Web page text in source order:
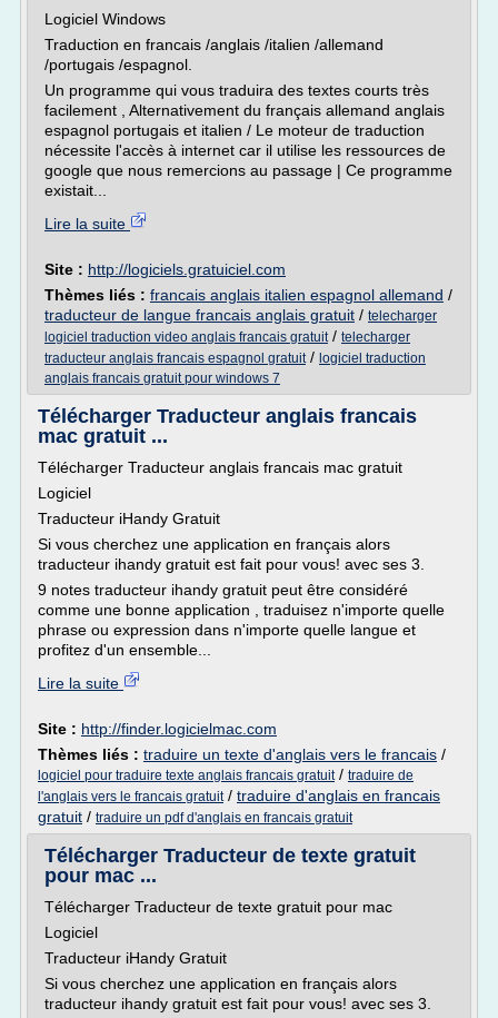
Logiciel Windows
Traduction en francais /anglais /italien /allemand
/portugais /espagnol.
Un programme qui vous traduira des textes courts très
facilement , Alternativement du français allemand anglais
espagnol portugais et italien / Le moteur de traduction
nécessite l'accès à internet car il utilise les ressources de
google que nous remercions au passage | Ce programme
existait...
Lire la suite
Site : http://logiciels.gratuiciel.com
Thèmes liés : francais anglais italien espagnol allemand /
traducteur de langue francais anglais gratuit / telecharger
logiciel traduction video anglais francais gratuit/ telecharger
traducteur anglais francais espagnol gratuit/ logiciel traduction
anglais francais gratuit pour windows 7
Télécharger Traducteur anglais francais
mac gratuit ...
Télécharger Traducteur anglais francais mac gratuit
Logiciel
Traducteur iHandy Gratuit
Si vous cherchez une application en français alors
traducteur ihandy gratuit est fait pour vous! avec ses 3.
9 notes traducteur ihandy gratuit peut être considéré
comme une bonne application , traduisez n'importe quelle
phrase ou expression dans n'importe quelle langue et
profitez d'un ensemble...
Lire la suite
Site : http://finder.logicielmac.com
Thèmes liés : traduire un texte d'anglais vers le francais /
logiciel pour traduire texte anglais francais gratuit/ traduire de
l'anglais vers le francais gratuit/ traduire d'anglais en francais
gratuit / traduire un pdf d'anglais en francais gratuit
Télécharger Traducteur de texte gratuit
pour mac ...
Télécharger Traducteur de texte gratuit pour mac
Logiciel
Traducteur iHandy Gratuit
Si vous cherchez une application en français alors
traducteur ihandy gratuit est fait pour vous! avec ses 3.